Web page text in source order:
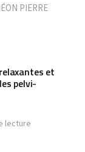
PIERRE
et
pelvi-
lecture